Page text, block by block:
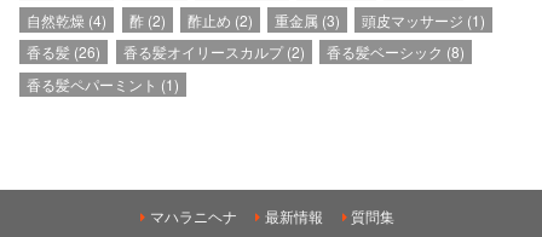
自然乾燥 (4) 酢(2) 酢止め (2) 重金属 (3) 頭皮マッサージ (1)
香る髪 (26) 香る髪オイリースカルプ(2) 香る髪ベーシック (8)
香る髪ペパーミント (1)
マハラニヘナ 最新情報 質問集